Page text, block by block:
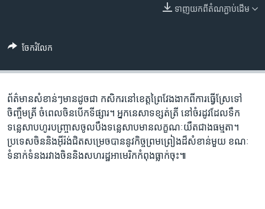
ចូល​
ទំព័រ​
ស្វែង​
បណ្តាញ​សង្គម
ភាសា
ទាញ​យក​ពី​តំណភ្ជាប់​ដើម
ចែករំលែក
ព័ត៌មាន​សំខាន់ៗ​មាន​ដូចជា កសិករ​នៅ​ខេត្ត​ព្រៃវែង​ងាក​ពី​ការ​ធ្វើ​ស្រែ​ទៅ​
ចិញ្ចឹម​ត្រី ចំ​ពេល​ចិន​បើក​ទីផ្សារ។ អ្នក​នេសាទ​ខ្សត់​ត្រី នៅ​ចំ​រដូវ​ដែល​ទឹក​
ទន្លេសាប​ហូរ​បញ្ច្រាស​ចូល​បឹង​ទន្លេសាប​មាន​លក្ខណៈ​យឺត​ជាង​ធម្មតា។
ប្រទេស​ចិន​និង​អ៊ីរ៉ង់​ជិត​សម្រេច​បាន​នូវ​កិច្ច​ព្រមព្រៀង​​ដ៏សំខាន់​មួយ ខណៈ​
ទំនាក់ទំនង​រវាង​ចិន​និង​សហរដ្ឋ​អាមេរិក​កំពុង​ធ្លាក់ចុះ៕